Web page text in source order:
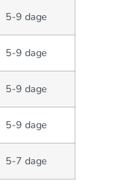
5-9 dage
5-9 dage
5-9 dage
5-9 dage
5-7 dage